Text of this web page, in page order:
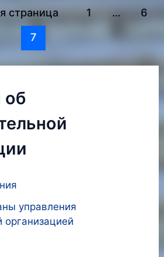
страница 1 …
6
7
об
управления
организацией